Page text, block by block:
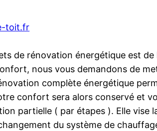
toit.fr
de rénovation énergétique est
nous vous demandons de
complète énergétique
confort sera alors conservé et
partielle ( par étapes ). Elle
du système de